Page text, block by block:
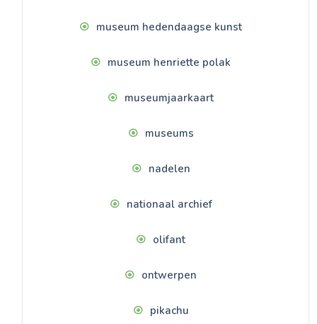
museum hedendaagse kunst
museum henriette polak
museumjaarkaart
museums
nadelen
nationaal archief
olifant
ontwerpen
pikachu